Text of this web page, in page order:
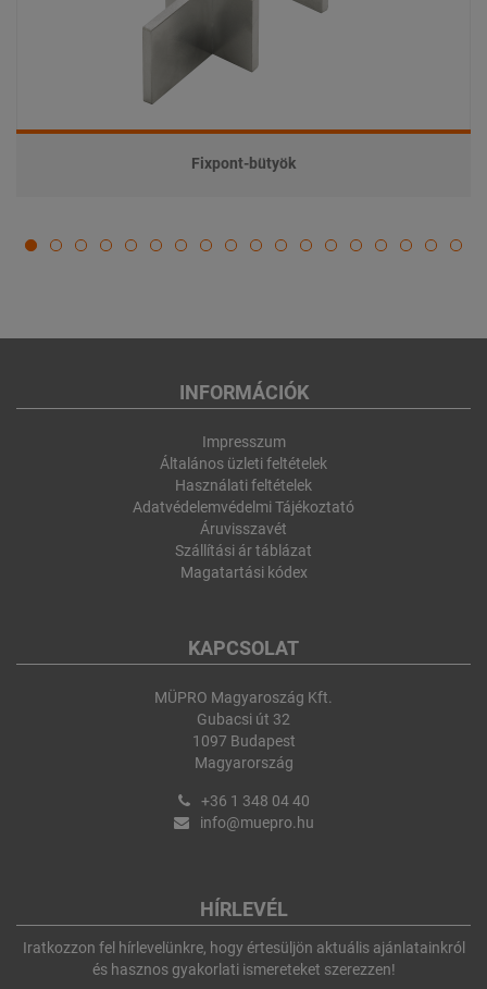
Fixpont-bütyök
INFORMÁCIÓK
Impresszum
Általános üzleti feltételek
Használati feltételek
Adatvédelemvédelmi Tájékoztató
Áruvisszavét
Szállítási ár táblázat
Magatartási kódex
KAPCSOLAT
MÜPRO Magyaroszág Kft.
Gubacsi út 32
1097 Budapest
Magyarország
+36 1 348 04 40
info@muepro.hu
HÍRLEVÉL
Iratkozzon fel hírlevelünkre, hogy értesüljön aktuális ajánlatainkról
és hasznos gyakorlati ismereteket szerezzen!